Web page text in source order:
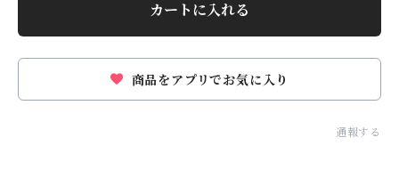
カートに入れる
商品をアプリでお気に入り
通報する